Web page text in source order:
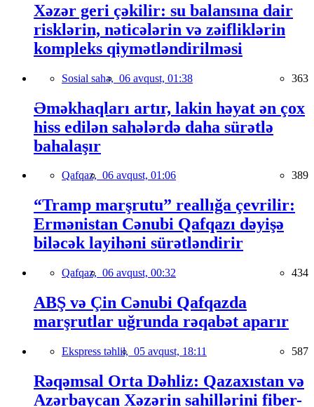
Xəzər geri çəkilir: su balansına dair
risklərin, nəticələrin və zəifliklərin
kompleks qiymətləndirilməsi
Sosial sahə, 06 avqust, 01:38 363
Əməkhaqları artır, lakin həyat ən çox
hiss edilən sahələrdə daha sürətlə
bahalaşır
Qafqaz, 06 avqust, 01:06 389
“Tramp marşrutu” reallığa çevrilir:
Ermənistan Cənubi Qafqazı dəyişə
biləcək layihəni sürətləndirir
Qafqaz, 06 avqust, 00:32 434
ABŞ və Çin Cənubi Qafqazda
marşrutlar uğrunda rəqabət aparır
Ekspress təhlil, 05 avqust, 18:11 587
Rəqəmsal Orta Dəhliz: Qazaxıstan və
Azərbaycan Xəzərin sahillərini fiber-